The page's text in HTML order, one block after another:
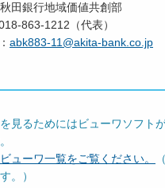
田銀行地域価値共創部
863-1212（代表）
abk883-11@akita-bank.co.jp
見るためにはビューワソフト
ューワ一覧をご覧ください。
。）